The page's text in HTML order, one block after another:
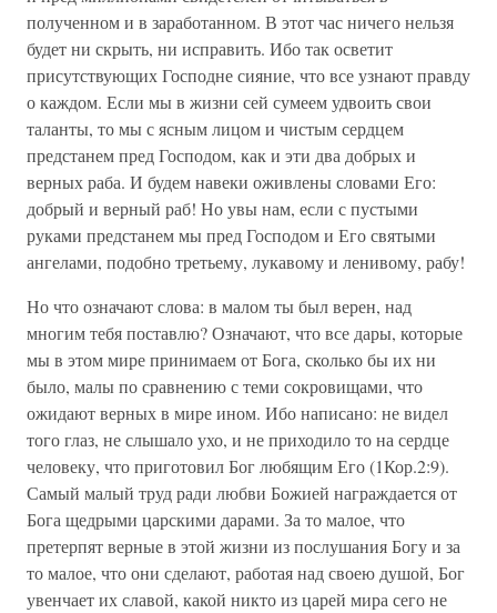
полученном и в заработанном. В этот час ничего нельзя
будет ни скрыть, ни исправить. Ибо так осветит
присутствующих Господне сияние, что все узнают правду
о каждом. Если мы в жизни сей сумеем удвоить свои
таланты, то мы с ясным лицом и чистым сердцем
предстанем пред Господом, как и эти два добрых и
верных раба. И будем навеки оживлены словами Его:
добрый и верный раб! Но увы нам, если с пустыми
руками предстанем мы пред Господом и Его святыми
ангелами, подобно третьему, лукавому и ленивому, рабу!
Но что означают слова: в малом ты был верен, над
многим тебя поставлю? Означают, что все дары, которые
мы в этом мире принимаем от Бога, сколько бы их ни
было, малы по сравнению с теми сокровищами, что
ожидают верных в мире ином. Ибо написано: не видел
того глаз, не слышало ухо, и не приходило то на сердце
человеку, что приготовил Бог любящим Его (1Кор.2:9).
Самый малый труд ради любви Божией награждается от
Бога щедрыми царскими дарами. За то малое, что
претерпят верные в этой жизни из послушания Богу и за
то малое, что они сделают, работая над своею душой, Бог
увенчает их славой, какой никто из царей мира сего не